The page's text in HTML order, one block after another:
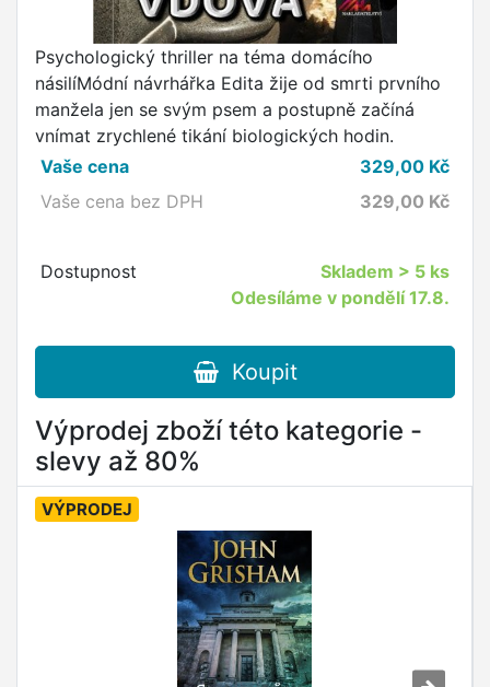
Psychologický thriller na téma domácího
násilíMódní návrhářka Edita žije od smrti prvního
manžela jen se svým psem a postupně začíná
vnímat zrychlené tikání biologických hodin.
Vaše cena
329,00 Kč
Vaše cena bez DPH
329,00 Kč
Dostupnost Skladem > 5 ks
Odesíláme v pondělí 17.8.
Koupit
Výprodej zboží této kategorie -
slevy až 80%
VÝPRODEJ